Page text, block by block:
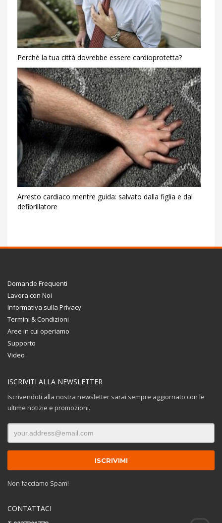
Perché la tua città dovrebbe essere cardioprotetta?
Arresto cardiaco mentre guida: salvato dalla figlia e dal
defibrillatore
Domande Frequenti
Lavora con Noi
Informativa sulla Privacy
Termini & Condizioni
Aree in cui operiamo
Supporto
Video
ISCRIVITI ALLA NEWSLETTER
Iscrivendoti alla nostra newsletter sarai sempre aggiornato con le
ultime notizie e promozioni.
Non facciamo Spam!
CONTATTACI